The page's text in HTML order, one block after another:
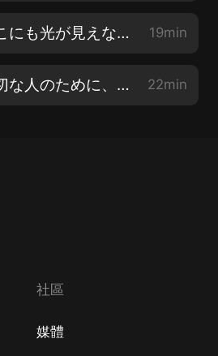
池尾千里の『どこにも光が見えない時は～喜びの源になるということ～』 19min
服部希美の『大切な人のために、今、私が出來ること』 22min
社區
媒體